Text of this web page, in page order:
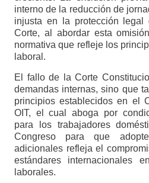
interno de la reducción de
injusta en la protección legal
Corte, al abordar esta
normativa que refleje los
laboral.
El fallo de la Corte
demandas internas, sino que
principios establecidos en el
OIT, el cual aboga por
para los trabajadores
Congreso para que
adicionales refleja el
estándares internacionales
laborales.